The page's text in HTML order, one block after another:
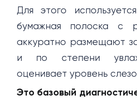
работы
21:00
Для этого
бумажная полоска с
аккуратно размещают
и по степени
оценивает уровень
Это базовый